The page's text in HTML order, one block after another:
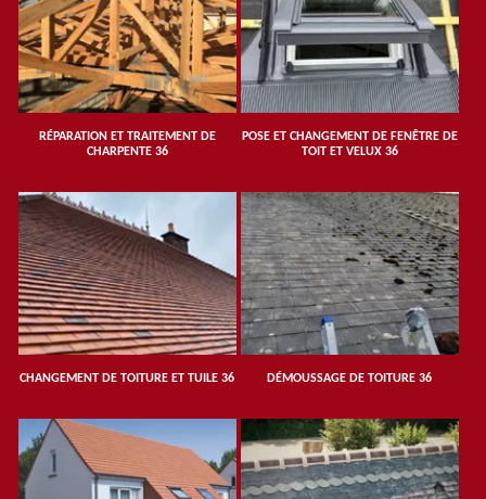
RÉPARATION ET TRAITEMENT DE
CHARPENTE 36
POSE ET CHANGEMENT DE FENÊTRE DE
TOIT ET VELUX 36
CHANGEMENT DE TOITURE ET TUILE 36 DÉMOUSSAGE DE TOITURE 36